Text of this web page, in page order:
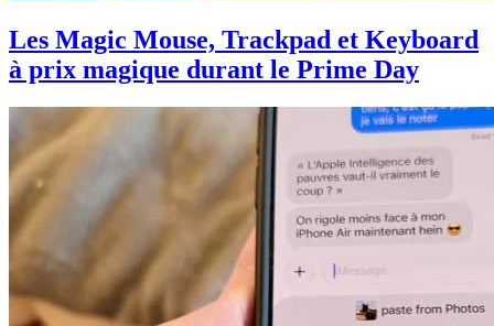
Les Magic Mouse, Trackpad et Keyboard
à prix magique durant le Prime Day